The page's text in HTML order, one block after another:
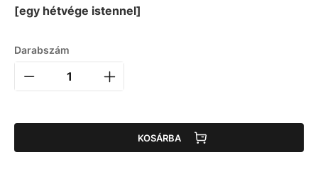
[egy hétvége istennel]
Darabszám
KOSÁRBA